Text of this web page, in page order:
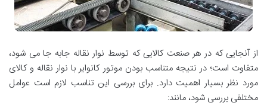
از آنجایی که در هر صنعت کالایی که توسط نوار نقاله جابه جا می شود،
متفاوت است؛ در نتیجه متناسب بودن موتور کانوایر با نوار نقاله و کالای
مورد نظر بسیار اهمیت دارد. برای بررسی این تناسب لازم است عوامل
مختلفی بررسی شود، مانند: